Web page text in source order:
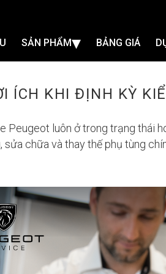
SẢN PHẨM▾ BẢNG GIÁ
ÍCH KHI ĐỊNH KỲ
Peugeot luôn ở trong trạng thái
sửa chữa và thay thế phụ tùngGỬI
hoặc điền